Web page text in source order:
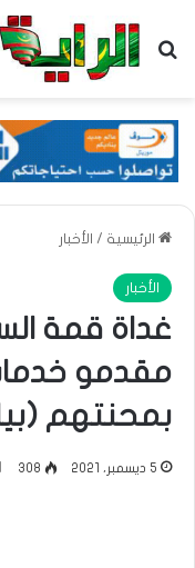
بحث عن
الرئيسية / الأخبار
الأخبار
غداة قمة
مقدمو
بمحنتهم
5 ديسمبر، 2021 308